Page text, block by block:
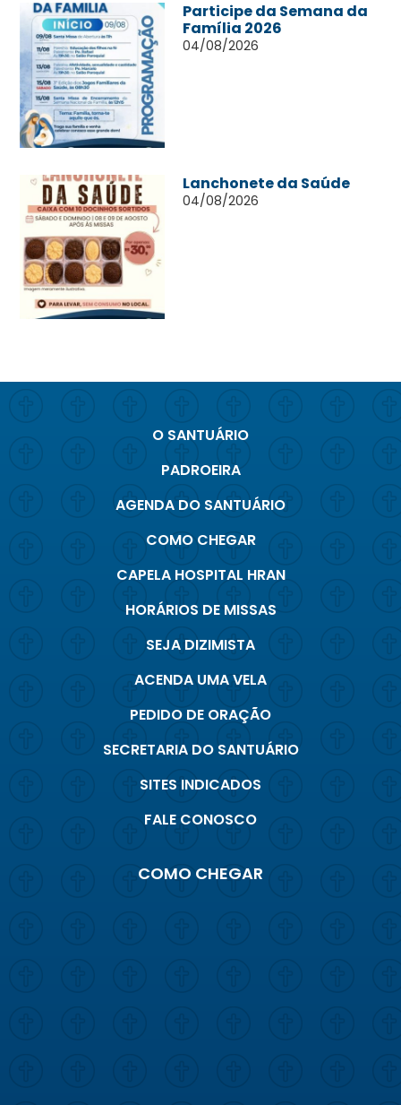
Participe da Semana da
Família 2026
04/08/2026
Lanchonete da Saúde
04/08/2026
O SANTUÁRIO
PADROEIRA
AGENDA DO SANTUÁRIO
COMO CHEGAR
CAPELA HOSPITAL HRAN
HORÁRIOS DE MISSAS
SEJA DIZIMISTA
ACENDA UMA VELA
PEDIDO DE ORAÇÃO
SECRETARIA DO SANTUÁRIO
SITES INDICADOS
FALE CONOSCO
COMO CHEGAR